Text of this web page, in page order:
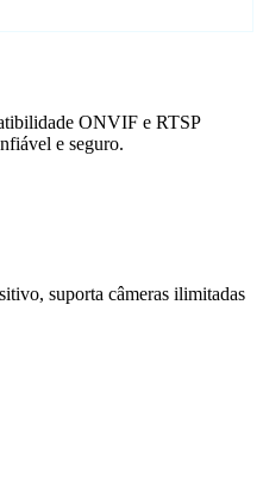
ONVIF e RTSP
e seguro.
suporta câmeras ilimitadas